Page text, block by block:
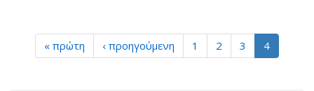
« πρώτη ‹ προηγούμενη 1 2 3 4